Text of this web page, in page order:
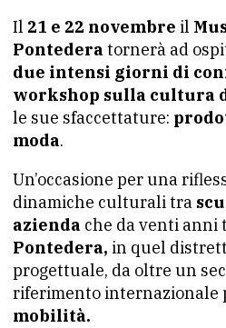
Il 21 e 22 novembre il
Pontedera tornerà ad
due intensi giorni di
workshop sulla cultura
le sue sfaccettature:
moda.
Un’occasione per una
dinamiche culturali tra
azienda che da venti anni
Pontedera, in quel
progettuale, da oltre un
riferimento internazionale
mobilità.